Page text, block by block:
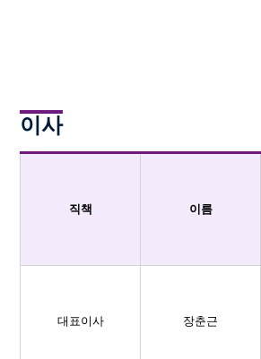
이사
직책 이름
대표이사 장춘근